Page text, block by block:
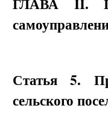
Статья 5.
сельского